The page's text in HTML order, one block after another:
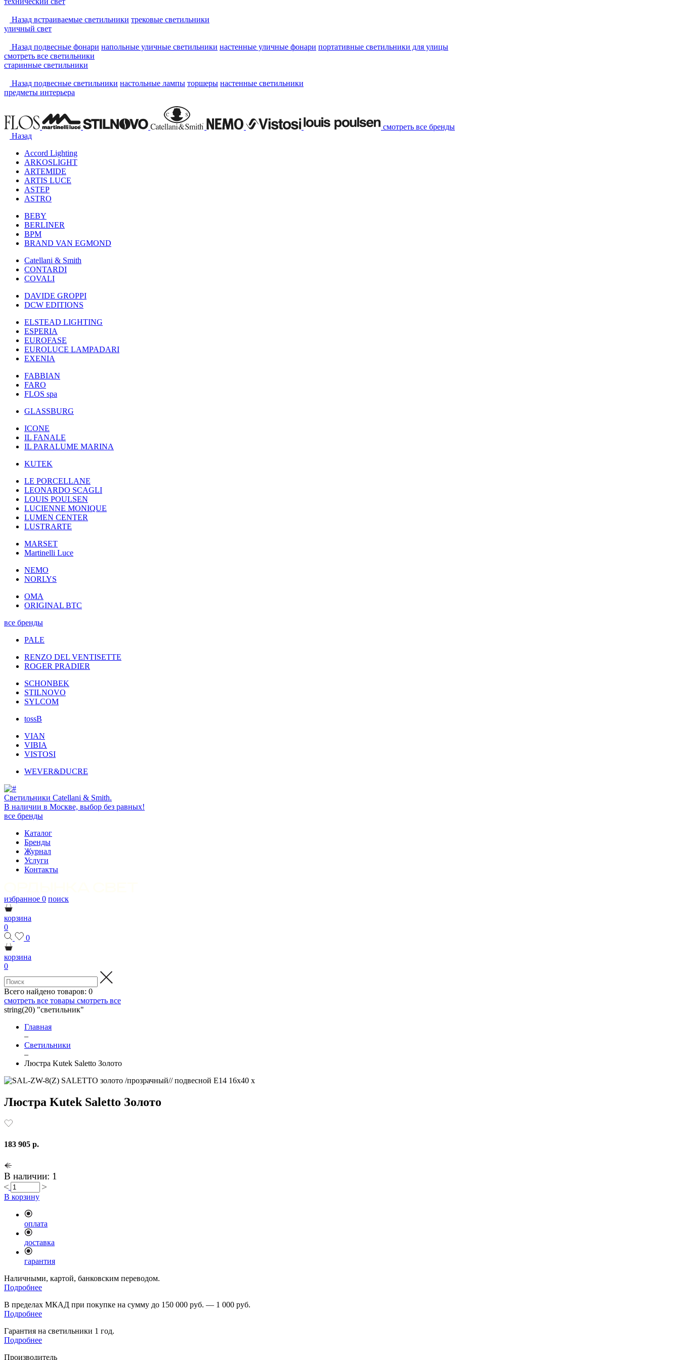
Назад встраиваемые светильники трековые светильники
уличный свет
Назад подвесные фонари напольные уличные светильники настенные уличные фонари портативные светильники для улицы
смотреть все светильники
старинные светильники
Назад подвесные светильники настольные лампы торшеры настенные светильники
предметы интерьера
смотреть все бренды
Назад
Accord Lighting
ARKOSLIGHT
ARTEMIDE
ARTIS LUCE
ASTEP
ASTRO
BEBY
BERLINER
BPM
BRAND VAN EGMOND
Catellani & Smith
CONTARDI
COVALI
DAVIDE GROPPI
DCW EDITIONS
ELSTEAD LIGHTING
ESPERIA
EUROFASE
EUROLUCE LAMPADARI
EXENIA
FABBIAN
FARO
FLOS spa
GLASSBURG
ICONE
IL FANALE
IL PARALUME MARINA
KUTEK
LE PORCELLANE
LEONARDO SCAGLI
LOUIS POULSEN
LUCIENNE MONIQUE
LUMEN CENTER
LUSTRARTE
MARSET
Martinelli Luce
NEMO
NORLYS
OMA
ORIGINAL BTC
все бренды
PALE
RENZO DEL VENTISETTE
ROGER PRADIER
SCHONBEK
STILNOVO
SYLCOM
tossB
VIAN
VIBIA
VISTOSI
WEVER&DUCRE
Светильники Catellani & Smith.
В наличии в Москве, выбор без равных!
все бренды
Каталог
Бренды
Журнал
Услуги
Контакты
избранное 0 поиск
корзина
0
0
корзина
0
Всего найдено товаров: 0
смотреть все товары смотреть все
string(20) "светильник"
Главная
–
Светильники
–
Люстра Kutek Saletto Золото
Люстра Kutek Saletto Золото
183 905 р.
В наличии: 1
В корзину
оплата
доставка
гарантия
Наличными, картой, банковским переводом.
Подробнее
В пределах МКАД при покупке на сумму до 150 000 руб. — 1 000 руб.
Подробнее
Гарантия на светильники 1 год.
Подробнее
Производитель